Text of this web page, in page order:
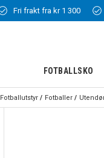
Fri frakt fra kr 1 300
FOTBALLSKO
Fotballutstyr Fotballer